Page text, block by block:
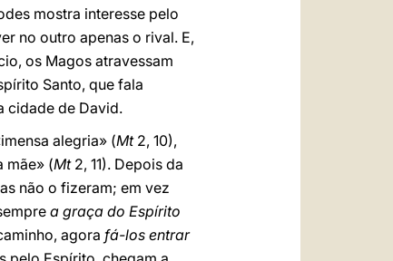
mostra interesse pelo
no outro apenas o rival. E,
os Magos atravessam
Santo, que fala
cidade de David.
alegria» (Mt2, 10),
mãe» (Mt2, 11). Depois da
não o fizeram; em vez
a graça do Espírito
agora fá-los entrar